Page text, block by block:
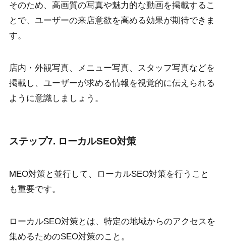
そのため、高画質の写真や魅力的な動画を掲載するこ
とで、ユーザーの来店意欲を高める効果が期待できま
す。
店内・外観写真、メニュー写真、スタッフ写真などを
掲載し、ユーザーが求める情報を視覚的に伝えられる
ように意識しましょう。
ステップ7. ローカルSEO対策
MEO対策と並行して、ローカルSEO対策を行うこと
も重要です。
ローカルSEO対策とは、特定の地域からのアクセスを
集めるためのSEO対策のこと。